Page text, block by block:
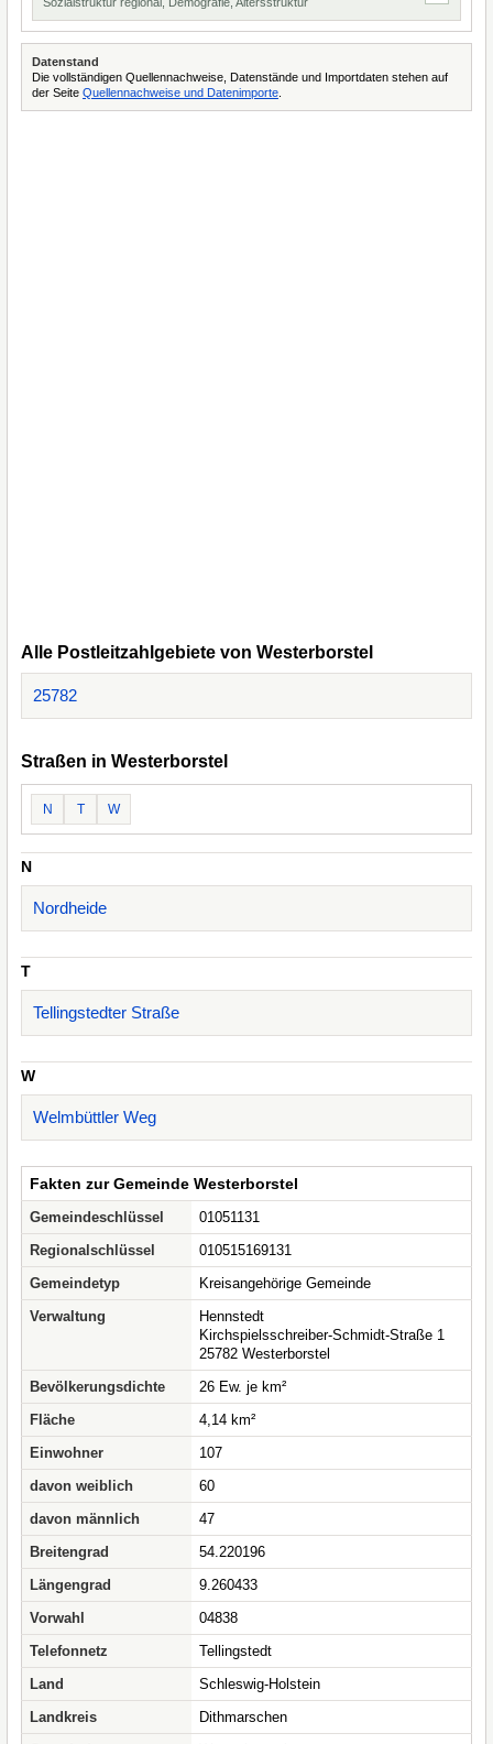
Datenstand
Die vollständigen Quellennachweise, Datenstände und Importdaten stehen auf
der Seite Quellennachweise und Datenimporte
Alle Postleitzahlgebiete von Westerborstel
25782
Straßen in Westerborstel
N T W
N
Nordheide
T
Tellingstedter Straße
W
Welmbüttler Weg
Fakten zur Gemeinde Westerborstel
Gemeindeschlüssel
01051131
Regionalschlüssel
010515169131
Gemeindetyp
Kreisangehörige Gemeinde
Verwaltung
Hennstedt
Kirchspielsschreiber-Schmidt-Straße 1
25782 Westerborstel
Bevölkerungsdichte
26 Ew. je km²
Fläche
4,14 km²
Einwohner
107
davon weiblich
60
davon männlich
47
Breitengrad
54.220196
Längengrad
9.260433
Vorwahl
04838
Telefonnetz
Tellingstedt
Land
Schleswig-Holstein
Landkreis
Dithmarschen